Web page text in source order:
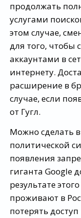
продолжать
услугами
этом случае,
для того, чтобы
аккаунтами в
интернету.
расширение в
случае, если
от Гугл.
Можно сделать
политической
появления
гиганта Google
результате
проживают в
потерять